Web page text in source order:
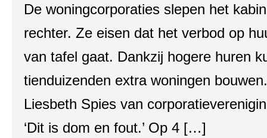
De woningcorporaties slepen het
rechter. Ze eisen dat het verbod op
van tafel gaat. Dankzij hogere huren
tienduizenden extra woningen
Liesbeth Spies van
‘Dit is dom en fout.’ Op 4 […]